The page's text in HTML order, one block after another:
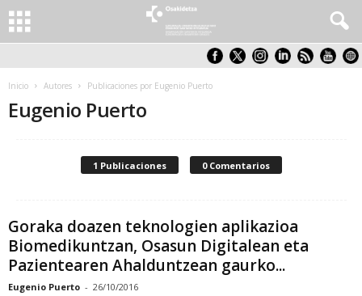
Inicio Autores Publicaciones por Eugenio Puerto
Eugenio Puerto
1 Publicaciones 0 Comentarios
Goraka doazen teknologien aplikazioa
Biomedikuntzan, Osasun Digitalean eta
Pazientearen Ahalduntzean gaurko...
Eugenio Puerto - 26/10/2016